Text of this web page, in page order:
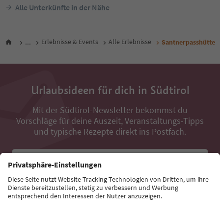
Alle Unterkünfte in der Nähe
... Erlebnisse & Events Alle Erlebnisse Santnerpasshütte
Urlaubsideen für dich in Südtirol
Mit der Südtirol-Newsletter bekommst du
Vorschläge für deine Auszeit, Veranstaltungs-Tipps
und typische Rezepte direkt ins Postfach.
E-Mail Adresse
Jetzt anmelden